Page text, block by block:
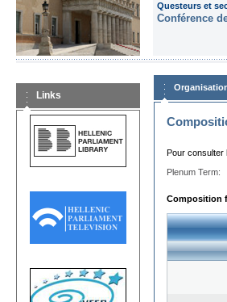
Questeurs et
Conférence
Links
Pour consulter
Plenum Term:
Composition